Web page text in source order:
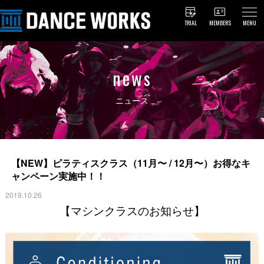
TRIAL MEMBERS MENU
news
ニュース
【NEW】ピラティスクラス（11月〜 / 12月〜）お得なキ
ャンペーン実施中！！
2019.10.26
【マシンクラスのお知らせ】